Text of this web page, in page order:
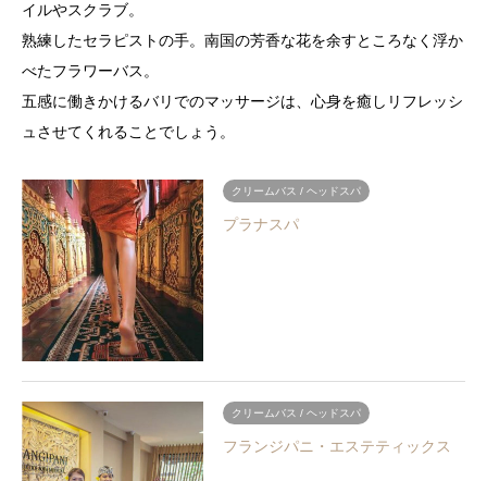
イルやスクラブ。
熟練したセラピストの手。南国の芳香な花を余すところなく浮か
べたフラワーバス。
五感に働きかけるバリでのマッサージは、心身を癒しリフレッシ
ュさせてくれることでしょう。
クリームバス / ヘッドスパ
プラナスパ
クリームバス / ヘッドスパ
フランジパニ・エステティックス